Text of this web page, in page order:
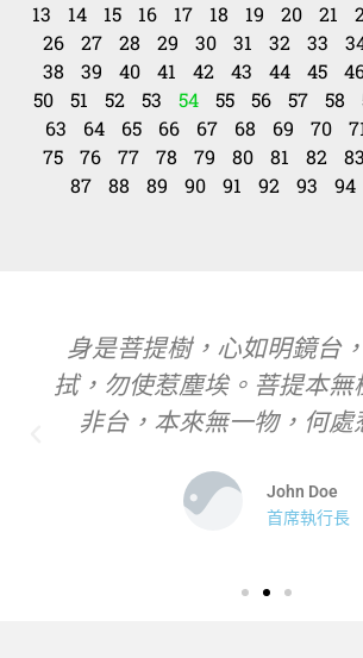
13
14 15 16 17 18 19 20 21
26
27 28 29 30 31 32 33
38
39 40 41 42 43 44 45
50
51 52 53 54 55 56 57 58
63
64 65 66 67 68 69 70
75
76 77 78 79 80 81 82 83
87
88 89 90 91 92 93 94
身是菩提樹，心如明鏡台
拭，勿使惹塵埃。菩提本無
非台，本來無一物，何處
John Doe
首席執行長